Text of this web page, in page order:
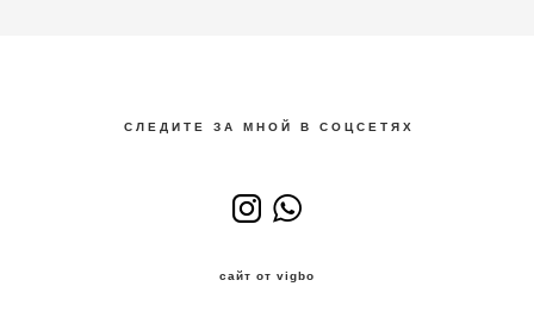
С Л Е Д И Т Е З А М Н О Й В С О Ц С Е Т Я Х
сайт от vigbo